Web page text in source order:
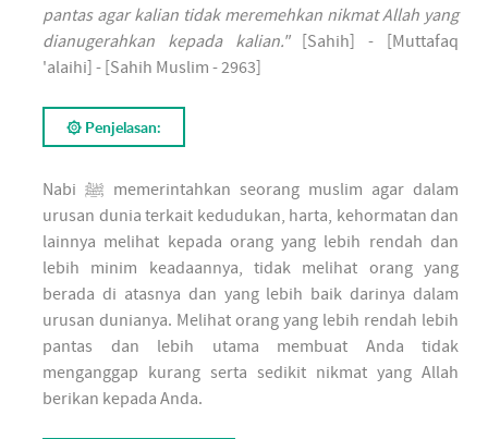
pantas agar kalian tidak meremehkan nikmat Allah yang
dianugerahkan kepada kalian." [Sahih] - [Muttafaq
'alaihi] - [Sahih Muslim - 2963]
۞ Penjelasan:
Nabi ﷺ memerintahkan seorang muslim agar dalam
urusan dunia terkait kedudukan, harta, kehormatan dan
lainnya melihat kepada orang yang lebih rendah dan
lebih minim keadaannya, tidak melihat orang yang
berada di atasnya dan yang lebih baik darinya dalam
urusan dunianya. Melihat orang yang lebih rendah lebih
pantas dan lebih utama membuat Anda tidak
menganggap kurang serta sedikit nikmat yang Allah
berikan kepada Anda.